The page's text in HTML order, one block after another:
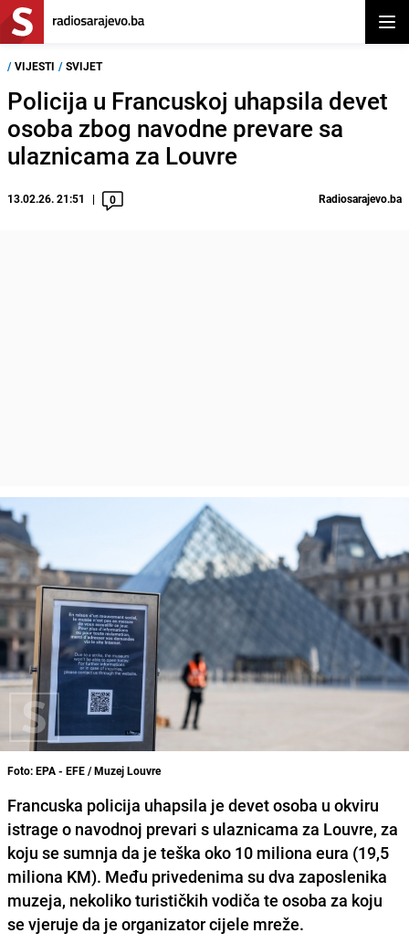
/ VIJESTI / SVIJET
Policija u Francuskoj uhapsila devet
osoba zbog navodne prevare sa
ulaznicama za Louvre
13.02.26. 21:51 0 Radiosarajevo.ba
Foto: EPA - EFE / Muzej Louvre
Francuska policija uhapsila je devet osoba u okviru
istrage o navodnoj prevari s ulaznicama za Louvre, za
koju se sumnja da je teška oko 10 miliona eura (19,5
miliona KM). Među privedenima su dva zaposlenika
muzeja, nekoliko turističkih vodiča te osoba za koju
se vjeruje da je organizator cijele mreže.